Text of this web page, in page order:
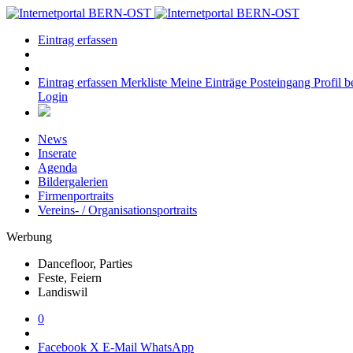
Eintrag erfassen
Eintrag erfassen Merkliste Meine Einträge Posteingang Profil
Login
News
Inserate
Agenda
Bildergalerien
Firmenportraits
Vereins- / Organisationsportraits
Werbung
Dancefloor, Parties
Feste, Feiern
Landiswil
0
Facebook X E-Mail WhatsApp